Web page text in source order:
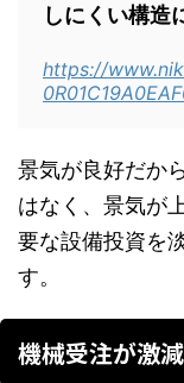
しにくい構造
https://
景気が良好だか
はなく、景気が
要な設備投資を
す。
機械受注が激